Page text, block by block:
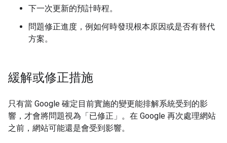
下一次更新的預計時程。
問題修正進度，例如何時發現根本原因或是否有替代
方案。
緩解或修正措施
只有當 Google 確定目前實施的變更能排解系統受到的影
響，才會將問題視為「已修正」 。在 Google 再次處理網站
之前，網站可能還是會受到影響。